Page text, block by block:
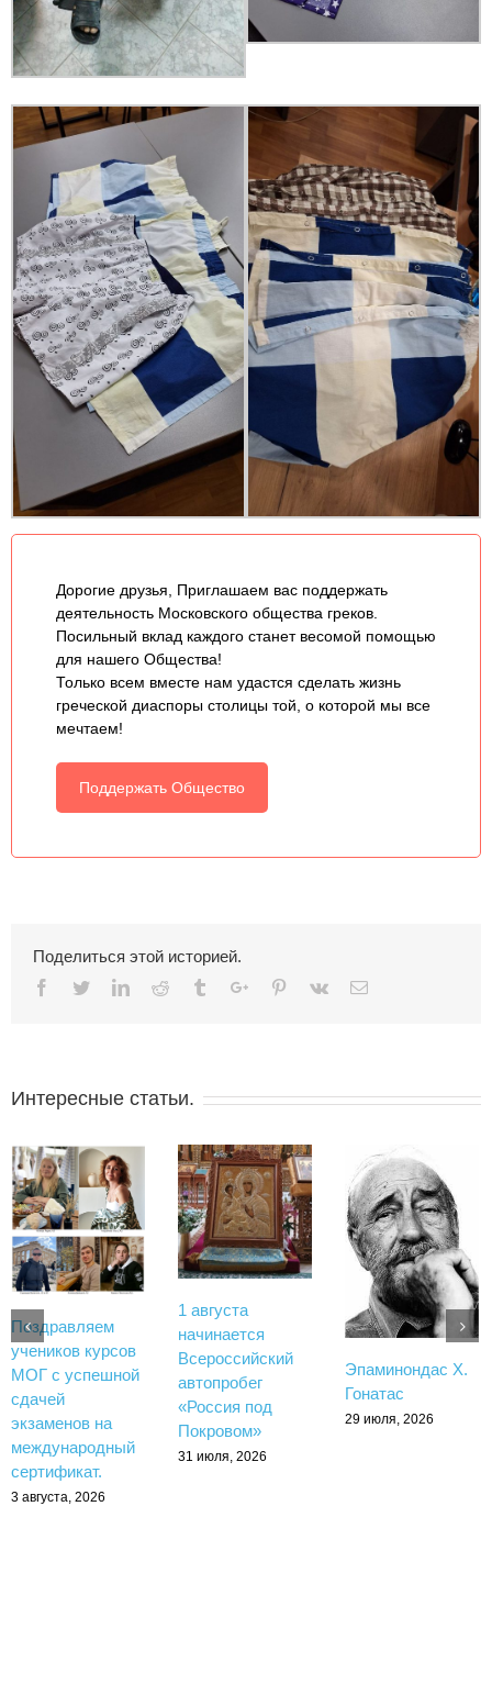
Дорогие друзья, Приглашаем вас поддержать
деятельность Московского общества греков.
Посильный вклад каждого станет весомой помощью
для нашего Общества!
Только всем вместе нам удастся сделать жизнь
греческой диаспоры столицы той, о которой мы все
мечтаем!
Поддержать Общество
Поделиться этой историей.
Facebook
TwitterLinkedinReddit TumblrGoogle+Pinterest
Vk Email
Интересные статьи.
Поздравляем
учеников курсов
МОГ с успешной
сдачей
экзаменов на
международный
сертификат.
3 августа, 2026
1 августа
начинается
Всероссийский
автопробег
«Россия под
Покровом»
31 июля, 2026
Эпаминондас Х.
Гонатас
29 июля, 2026